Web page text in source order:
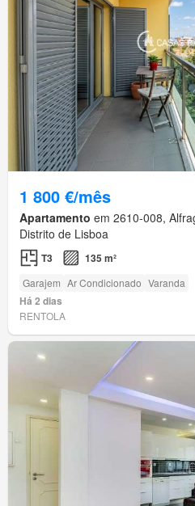
1 800 €/mês
Apartamento em 2610-008,
Distrito de Lisboa
T3 135 m²
Garajem Ar Condicionado Varanda
Há 2 dias
RENTOLA